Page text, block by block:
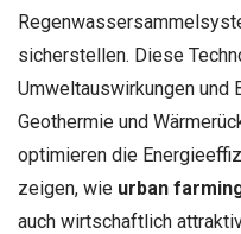
sicherstellen. Diese
Umweltauswirkungen und
Geothermie und
optimieren die
zeigen, wie urban
auch wirtschaftlich